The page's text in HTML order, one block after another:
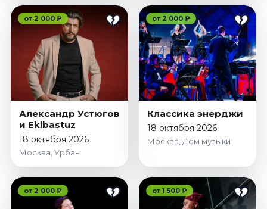
Август 2026
Сентябрь 2026
Октябрь 2026
События
Август 2026
Сентябрь 2026
Октябрь 2026
Ноябрь 2026
Декабрь 2026
Январь 2027
Площадки
от 2 000 ₽
Александр Устюгов
и Ekibastuz
18 октября 2026
Москва, Урбан
от 2 000 ₽
Классика энерджи
18 октября 2026
Москва, Дом музыки
от 2 000 ₽ от 1 500 ₽